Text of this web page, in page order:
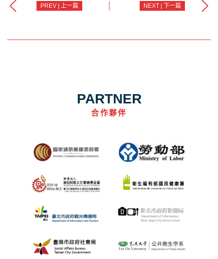
PREV | 上一篇 NEXT | 下一篇
PARTNER
合作夥伴